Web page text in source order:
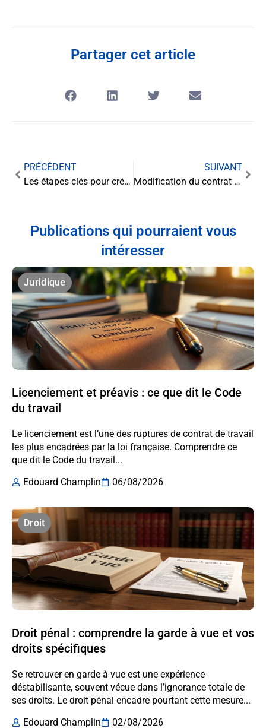
Partager cet article
PRÉCÉDENT
Les étapes clés pour créer une association
SUIVANT
Modification du contrat de travail : enjeux et procédures
Publications qui pourraient vous
intéresser
Juridique
Licenciement et préavis : ce que dit le Code
du travail
Le licenciement est l’une des ruptures de contrat de travail
les plus encadrées par la loi française. Comprendre ce
que dit le Code du travail...
Edouard Champlin
06/08/2026
Droit
Droit pénal : comprendre la garde à vue et vos
droits spécifiques
Se retrouver en garde à vue est une expérience
déstabilisante, souvent vécue dans l’ignorance totale de
ses droits. Le droit pénal encadre pourtant cette mesure...
Edouard Champlin
02/08/2026